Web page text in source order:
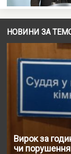
НОВИНИ ЗА
Вирок за
чи